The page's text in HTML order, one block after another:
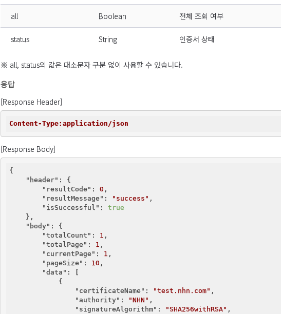
all Boolean 전체 조회 여부
status String 인증서 상태
※ all, status의 값은 대소문자 구분 없이 사용할 수 있습니다.
응답
[Response Header]
Content-Type:application/json
[Response Body]
{
"header" : {
"resultCode" : 0 ,
"resultMessage" : "success" ,
"isSuccessful" : true
    },
"body" : {
"totalCount" : 1 ,
"totalPage" : 1 ,
"currentPage" : 1 ,
"pageSize" : 10 ,
"data" : [
            {
"certificateName" : "test.nhn.com" ,
"authority" : "NHN" ,
"signatureAlgorithm" : "SHA256withRSA" ,